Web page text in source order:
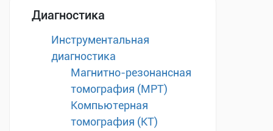
Диагностика
Инструментальная
диагностика
Магнитно-резонансная
томография (МРТ)
Компьютерная
томография (КТ)